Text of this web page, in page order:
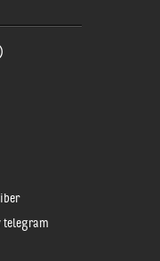
telegram